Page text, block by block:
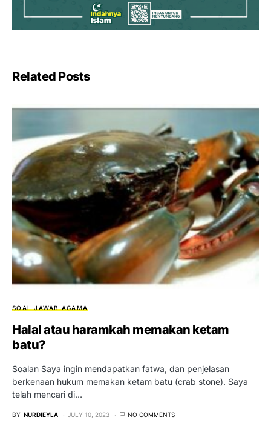
Related Posts
SOAL JAWAB AGAMA
Halal atau haramkah memakan ketam
batu?
Soalan Saya ingin mendapatkan fatwa, dan penjelasan
berkenaan hukum memakan ketam batu (crab stone). Saya
telah mencari di…
BY NURDIEYLA JULY 10, 2023 NO COMMENTS